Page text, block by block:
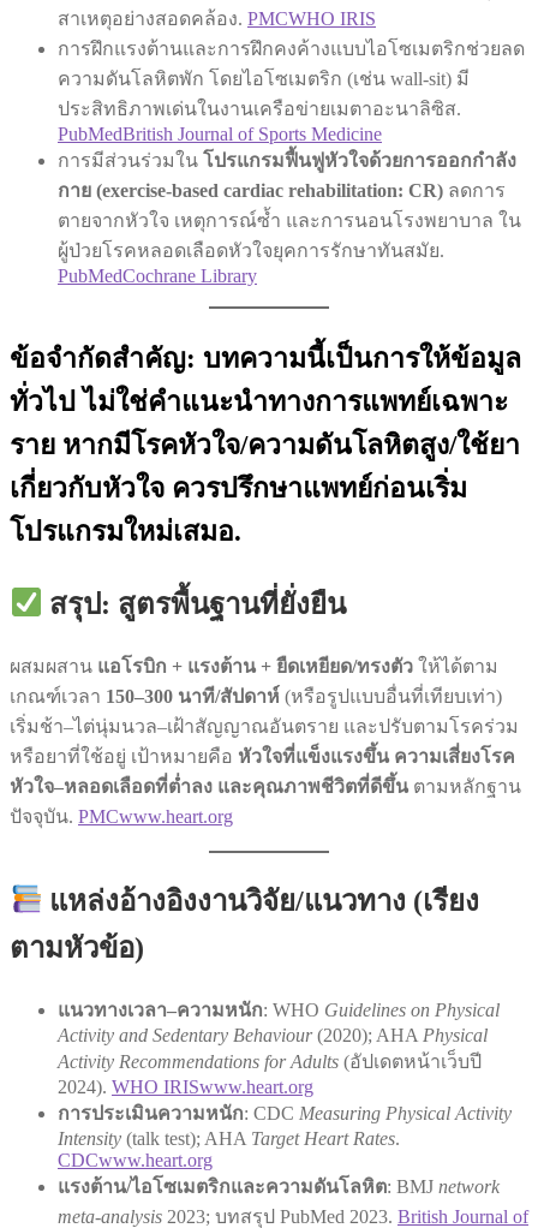
สาเหตุอย่างสอดคล้อง. PMCWHO IRIS
การฝึกแรงต้านและการฝึกคงค้างแบบไอโซเมตริกช่วยลด
ความดันโลหิตพัก โดยไอโซเมตริก (เช่น wall-sit) มี
ประสิทธิภาพเด่นในงานเครือข่ายเมตาอะนาลิซิส.
PubMedBritish Journal of Sports Medicine
การมีส่วนร่วมใน โปรแกรมฟื้นฟูหัวใจด้วยการออกกำลัง
กาย (exercise-based cardiac rehabilitation: CR) ลดการ
ตายจากหัวใจ เหตุการณ์ซ้ำ และการนอนโรงพยาบาล ใน
ผู้ป่วยโรคหลอดเลือดหัวใจยุคการรักษาทันสมัย.
PubMedCochrane Library
ข้อจำกัดสำคัญ: บทความนี้เป็นการให้ข้อมูล
ทั่วไป ไม่ใช่คำแนะนำทางการแพทย์เฉพาะ
ราย หากมีโรคหัวใจ/ความดันโลหิตสูง/ใช้ยา
เกี่ยวกับหัวใจ ควรปรึกษาแพทย์ก่อนเริ่ม
โปรแกรมใหม่เสมอ.
สรุป: สูตรพื้นฐานที่ยั่งยืน
ผสมผสาน แอโรบิก + แรงต้าน + ยืดเหยียด/ทรงตัว ให้ได้ตาม
เกณฑ์เวลา 150–300 นาที/สัปดาห์ (หรือรูปแบบอื่นที่เทียบเท่า)
เริ่มช้า–ไต่นุ่มนวล–เฝ้าสัญญาณอันตราย และปรับตามโรคร่วม
หรือยาที่ใช้อยู่ เป้าหมายคือ หัวใจที่แข็งแรงขึ้น ความเสี่ยงโรค
หัวใจ–หลอดเลือดที่ต่ำลง และคุณภาพชีวิตที่ดีขึ้น ตามหลักฐาน
ปัจจุบัน. PMCwww.heart.org
แหล่งอ้างอิงงานวิจัย/แนวทาง (เรียง
ตามหัวข้อ)
แนวทางเวลา–ความหนัก: WHO Guidelines on Physical
Activity and Sedentary Behaviour(2020); AHA Physical
Activity Recommendations for Adults (อัปเดตหน้าเว็บปี
2024). WHO IRISwww.heart.org
การประเมินความหนัก: CDC Measuring Physical Activity
Intensity (talk test); AHA Target Heart Rates.
CDCwww.heart.org
แรงต้าน/ไอโซเมตริกและความดันโลหิต: BMJ network
meta-analysis 2023; บทสรุป PubMed 2023. British Journal of